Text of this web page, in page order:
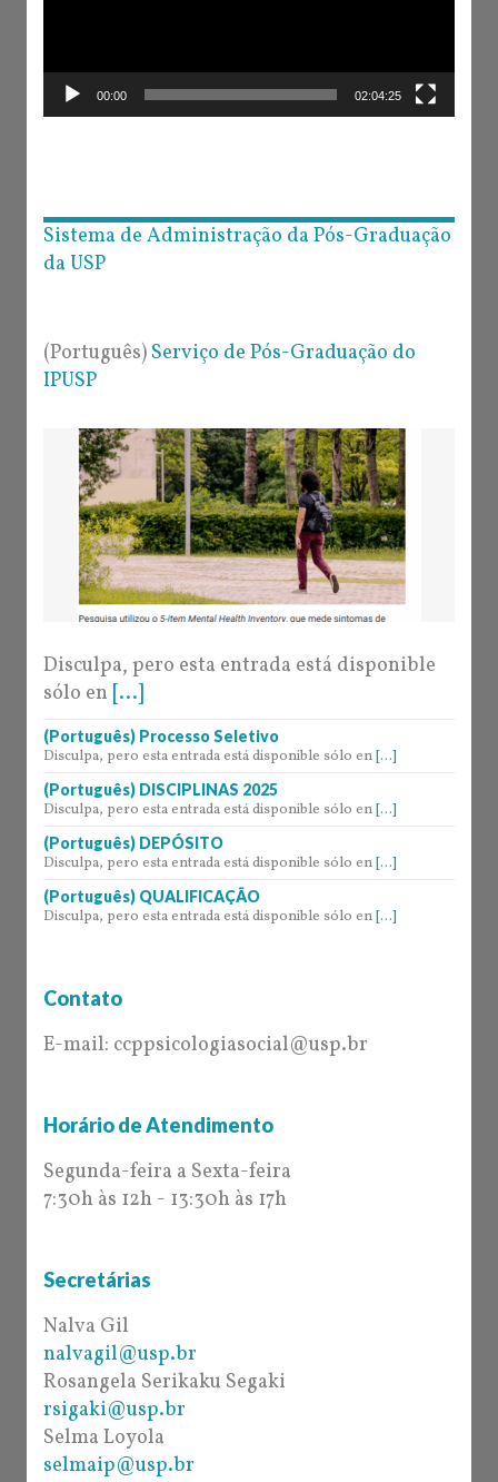
00:00 02:04:25
Sistema de Administração da Pós-Graduação
da USP
(Português) Serviço de Pós-Graduação do
IPUSP
Disculpa, pero esta entrada está disponible
sólo en [...]
(Português) Processo Seletivo
Disculpa, pero esta entrada está disponible sólo en[...]
(Português) DISCIPLINAS 2025
Disculpa, pero esta entrada está disponible sólo en[...]
(Português) DEPÓSITO
Disculpa, pero esta entrada está disponible sólo en[...]
(Português) QUALIFICAÇÃO
Disculpa, pero esta entrada está disponible sólo en[...]
Contato
E-mail: ccppsicologiasocial@usp.br
Horário de Atendimento
Segunda-feira a Sexta-feira
7:30h às 12h - 13:30h às 17h
Secretárias
Nalva Gil
nalvagil@usp.br
Rosangela Serikaku Segaki
rsigaki@usp.br
Selma Loyola
selmaip@usp.br